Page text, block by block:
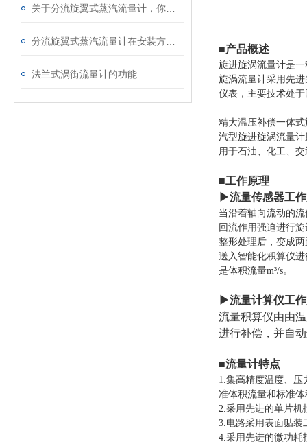
法兰式涡街流量计的功能
■产品概述
旋进旋涡流量计是
旋涡流量计采用先
仪表，主要技术处于
精大温压补偿一体
汽型旋进旋涡流量
用于石油、化工、
■工作原理
▶流量传感器工
当沿着轴向流动的
回流作用强迫进行
整形处理后，变成
送入智能化积算仪
是体积流量m³/s。
▶流量计算仪工
流量积算仪由由
进行补偿，并自
■流量计特点
1.集高精度温度、
准体积流量和标准
2.采用先进的单片
3.电路采用表面贴装
4.采用先进的微功耗